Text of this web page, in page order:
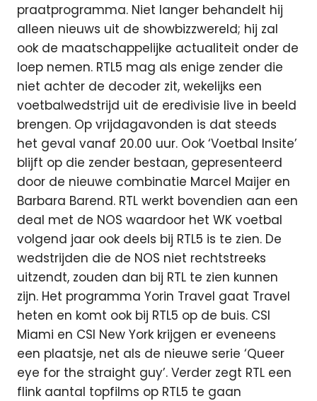
praatprogramma. Niet langer behandelt hij
alleen nieuws uit de showbizzwereld; hij zal
ook de maatschappelijke actualiteit onder de
loep nemen. RTL5 mag als enige zender die
niet achter de decoder zit, wekelijks een
voetbalwedstrijd uit de eredivisie live in beeld
brengen. Op vrijdagavonden is dat steeds
het geval vanaf 20.00 uur. Ook ‘Voetbal Insite’
blijft op die zender bestaan, gepresenteerd
door de nieuwe combinatie Marcel Maijer en
Barbara Barend. RTL werkt bovendien aan een
deal met de NOS waardoor het WK voetbal
volgend jaar ook deels bij RTL5 is te zien. De
wedstrijden die de NOS niet rechtstreeks
uitzendt, zouden dan bij RTL te zien kunnen
zijn. Het programma Yorin Travel gaat Travel
heten en komt ook bij RTL5 op de buis. CSI
Miami en CSI New York krijgen er eveneens
een plaatsje, net als de nieuwe serie ‘Queer
eye for the straight guy’. Verder zegt RTL een
flink aantal topfilms op RTL5 te gaan